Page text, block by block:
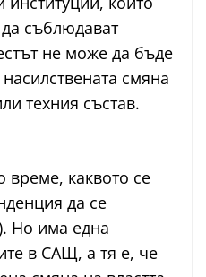
съблюдават
не може да бъде
смяна
техния състав.
каквото се
да се
Но има една
в САЩ, а тя е, че